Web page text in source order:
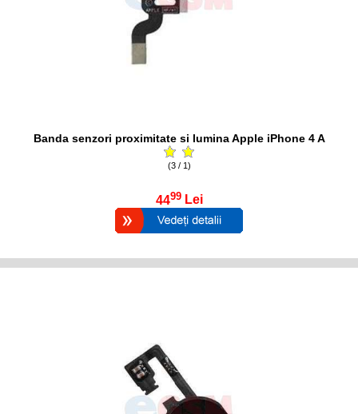
Banda senzori proximitate si lumina Apple iPhone 4 A
(3 / 1)
4499 Lei